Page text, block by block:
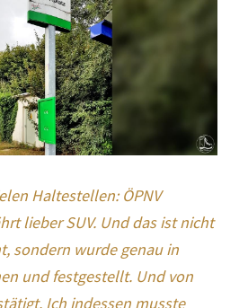
Haltestellen: ÖPNV
lieber SUV. Und das ist nicht
sondern wurde genau in
und festgestellt. Und von
Ich indessen musste